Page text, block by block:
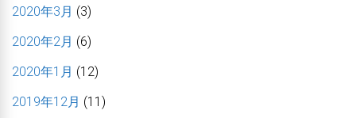
2020年3月 (3)
2020年2月 (6)
2020年1月 (12)
2019年12月 (11)